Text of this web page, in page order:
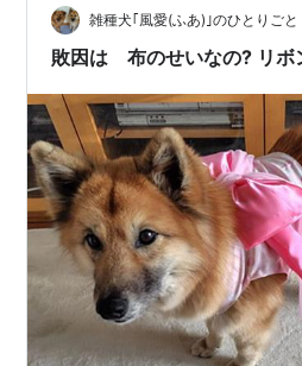
一緒にランチを食べることにし
ぱい買って ノンフライヤーにお
雑種犬｢風愛(ふあ)｣のひとりごと
敗因は 布のせいなの? リボ